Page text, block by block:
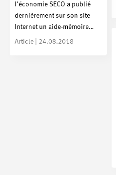
l'économie SECO a publié
dernièrement sur son site
Internet un aide-mémoire…
Article | 24.08.2018